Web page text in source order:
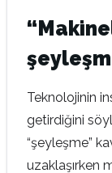
Teknolojinin
getirdiğini
“şeyleşme”
uzaklaşırken